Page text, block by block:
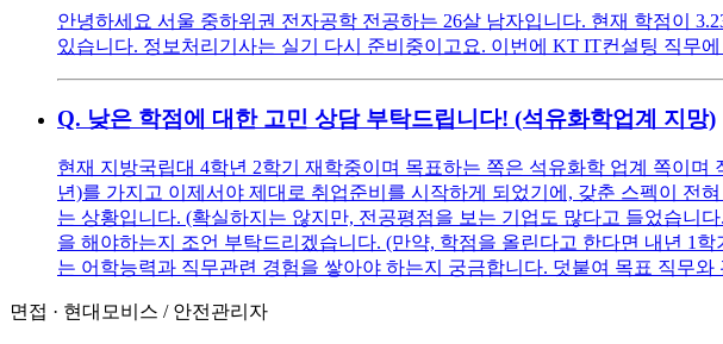
안녕하세요 서울 중하위권 전자공학 전공하는 26살 남자입니다. 현재 학점이
있습니다. 정보처리기사는 실기 다시 준비중이고요. 이번에 KT IT컨설팅 직무
Q. 낮은 학점에 대한 고민 상담 부탁드립니다! (석유화학업계 지망)
현재 지방국립대 4학년 2학기 재학중이며 목표하는 쪽은 석유화학 업계 쪽이
년)를 가지고 이제서야 제대로 취업준비를 시작하게 되었기에, 갖춘 스펙이 전
는 상황입니다. (확실하지는 않지만, 전공평점을 보는 기업도 많다고 들었습니
을 해야하는지 조언 부탁드리겠습니다. (만약, 학점을 올린다고 한다면 내년 1
는 어학능력과 직무관련 경험을 쌓아야 하는지 궁금합니다. 덧붙여 목표 직무
면접 · 현대모비스 / 안전관리자